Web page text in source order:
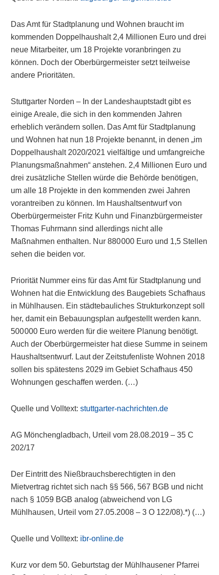
Das Amt für Stadtplanung und Wohnen braucht im
kommenden Doppelhaushalt 2,4 Millionen Euro und drei
neue Mitarbeiter, um 18 Projekte voranbringen zu
können. Doch der Oberbürgermeister setzt teilweise
andere Prioritäten.
Stuttgarter Norden – In der Landeshauptstadt gibt es
einige Areale, die sich in den kommenden Jahren
erheblich verändern sollen. Das Amt für Stadtplanung
und Wohnen hat nun 18 Projekte benannt, in denen „im
Doppelhaushalt 2020/2021 vielfältige und umfangreiche
Planungsmaßnahmen“ anstehen. 2,4 Millionen Euro und
drei zusätzliche Stellen würde die Behörde benötigen,
um alle 18 Projekte in den kommenden zwei Jahren
vorantreiben zu können. Im Haushaltsentwurf von
Oberbürgermeister Fritz Kuhn und Finanzbürgermeister
Thomas Fuhrmann sind allerdings nicht alle
Maßnahmen enthalten. Nur 880 000 Euro und 1,5 Stellen
sehen die beiden vor.
Priorität Nummer eins für das Amt für Stadtplanung und
Wohnen hat die Entwicklung des Baugebiets Schafhaus
in Mühlhausen. Ein städtebauliches Strukturkonzept soll
her, damit ein Bebauungsplan aufgestellt werden kann.
500 000 Euro werden für die weitere Planung benötigt.
Auch der Oberbürgermeister hat diese Summe in seinem
Haushaltsentwurf. Laut der Zeitstufenliste Wohnen 2018
sollen bis spätestens 2029 im Gebiet Schafhaus 450
Wohnungen geschaffen werden. (…)
Quelle und Volltext:stuttgarter-nachrichten.de
AG Mönchengladbach, Urteil vom 28.08.2019 – 35 C
202/17
Der Eintritt des Nießbrauchsberechtigten in den
Mietvertrag richtet sich nach §§ 566, 567 BGB und nicht
nach § 1059 BGB analog (abweichend von LG
Mühlhausen, Urteil vom 27.05.2008 – 3 O 122/08).*) (…)
Quelle und Volltext: ibr-online.de
Kurz vor dem 50. Geburtstag der Mühlhausener Pfarrei